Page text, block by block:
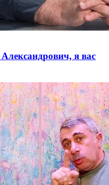
я вас